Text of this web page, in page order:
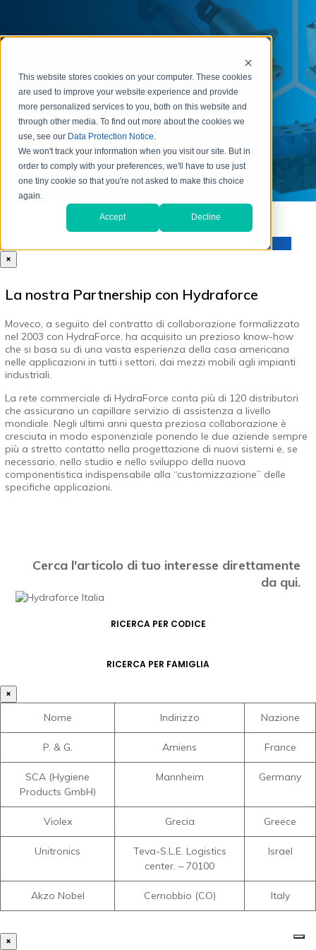
×
La nostra Partnership con Hydraforce
Moveco, a seguito del contratto di collaborazione formalizzato
nel 2003 con HydraForce, ha acquisito un prezioso know-how
che si basa su di una vasta esperienza della casa americana
nelle applicazioni in tutti i settori, dai mezzi mobili agli impianti
industriali.
La rete commerciale di HydraForce conta più di 120 distributori
che assicurano un capillare servizio di assistenza a livello
mondiale. Negli ultimi anni questa preziosa collaborazione è
cresciuta in modo esponenziale ponendo le due aziende sempre
più a stretto contatto nella progettazione di nuovi sistemi e, se
necessario, nello studio e nello sviluppo della nuova
componentistica indispensabile alla “customizzazione” delle
specifiche applicazioni.
Cerca l'articolo di tuo interesse direttamente
da qui.
RICERCA PER CODICE
RICERCA PER FAMIGLIA
×
Nome Indirizzo Nazione
P. & G. Amiens France
SCA (Hygiene
Products GmbH)
Mannheim Germany
Violex Grecia Greece
Unitronics
Teva-S.L.E. Logistics
center. – 70100
Israel
Akzo Nobel Cernobbio (CO) Italy
×